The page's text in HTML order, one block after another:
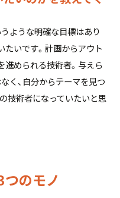
ような明確な目標はあり
たいです。計画からアウト
進められる技術者。与えら
く、自分からテーマを見つ
技術者になっていたいと思
のモノ